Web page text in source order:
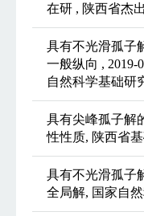
在研 , 陕西省杰
具有不光滑孤子
一般纵向 , 2019-
自然科学基础研
具有尖峰孤子解
性性质, 陕西省基
具有不光滑孤子
全局解, 国家自